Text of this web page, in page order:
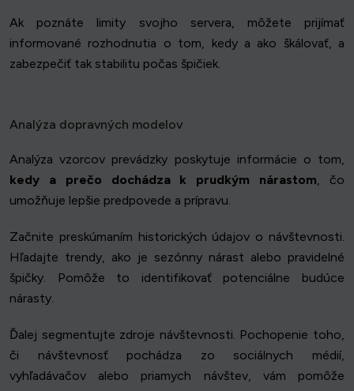
Ak poznáte limity svojho servera, môžete prijímať
informované rozhodnutia o tom, kedy a ako škálovať, a
zabezpečiť tak stabilitu počas špičiek.
Analýza dopravných modelov
Analýza vzorcov prevádzky poskytuje informácie o tom,
kedy a prečo dochádza k prudkým nárastom, čo
umožňuje lepšie predpovede a prípravu.
Začnite preskúmaním historických údajov o návštevnosti.
Hľadajte trendy, ako je sezónny nárast alebo pravidelné
špičky. Pomôže to identifikovať potenciálne budúce
nárasty.
Ďalej segmentujte zdroje návštevnosti. Pochopenie toho,
či návštevnosť pochádza zo sociálnych médií,
vyhľadávačov alebo priamych návštev, vám pomôže